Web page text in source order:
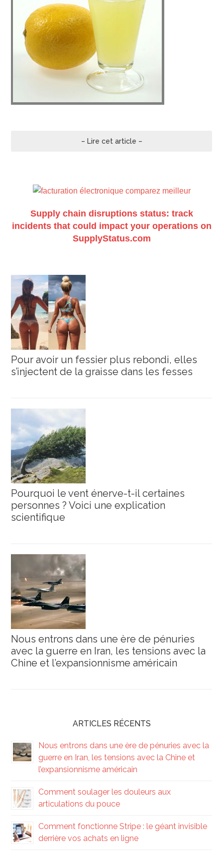
– Lire cet article –
Supply chain disruptions status: track
incidents that could impact your operations on
SupplyStatus.com
Pour avoir un fessier plus rebondi, elles
s’injectent de la graisse dans les fesses
Pourquoi le vent énerve-t-il certaines
personnes ? Voici une explication
scientifique
Nous entrons dans une ère de pénuries
avec la guerre en Iran, les tensions avec la
Chine et l’expansionnisme américain
ARTICLES RÉCENTS
Nous entrons dans une ère de pénuries avec la
guerre en Iran, les tensions avec la Chine et
l’expansionnisme américain
Comment soulager les douleurs aux
articulations du pouce
Comment fonctionne Stripe : le géant invisible
derrière vos achats en ligne